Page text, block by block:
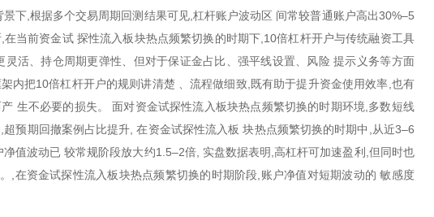
景下,根据多个交易周期回测结果可见,杠杆账户波动区 间常较普通账户高出30%–5
当前资金试 探性流入板块热点频繁切换的时期下,10倍杠杆开户与传统融资工具
灵活、持仓周期更弹性、但对于保证金占比、强平线设置、风险 提示义务等方面
内把10倍杠杆开户的规则讲清楚 、流程做细致,既有助于提升资金使用效率,也有
生不必要的损失。 面对资金试探性流入板块热点频繁切换的时期环境,多数短线
预期回撤案例占比提升, 在资金试探性流入板 块热点频繁切换的时期中,从近3–6
值波动已 较常规阶段放大约1.5–2倍, 实盘数据表明,高杠杆可加速盈利,但同时也
,在资金试探性流入板块热点频繁切换的时期阶段,账户净值对短期波动的 敏感度